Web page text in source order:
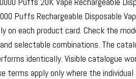
Puffs Rechargeable Disposable
on each product card. Check the
selectable combinations. The
identically. Visible catalogue
terms apply only where the